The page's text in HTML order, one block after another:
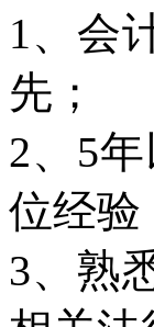
1、会
先；
2、5
位经验
3、熟